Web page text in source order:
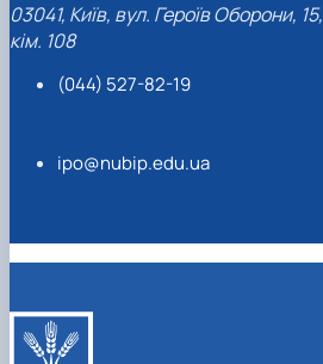
03041, Київ, вул. Героїв Оборони, 15,
кім. 108
(044) 527-82-19
ipo@nubip.edu.ua